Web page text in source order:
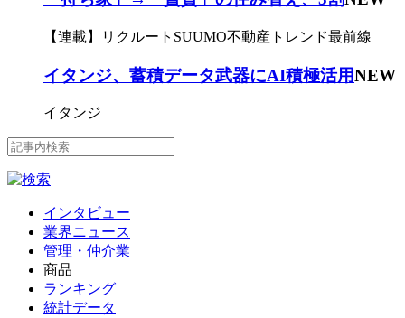
【連載】リクルートSUUMO不動産トレンド最前線
イタンジ、蓄積データ武器にAI積極活用NEW
イタンジ
インタビュー
業界ニュース
管理・仲介業
商品
ランキング
統計データ